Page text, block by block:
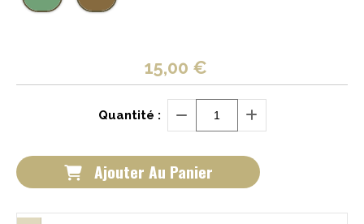
Quantité :
15,00 €
Ajouter Au Panier